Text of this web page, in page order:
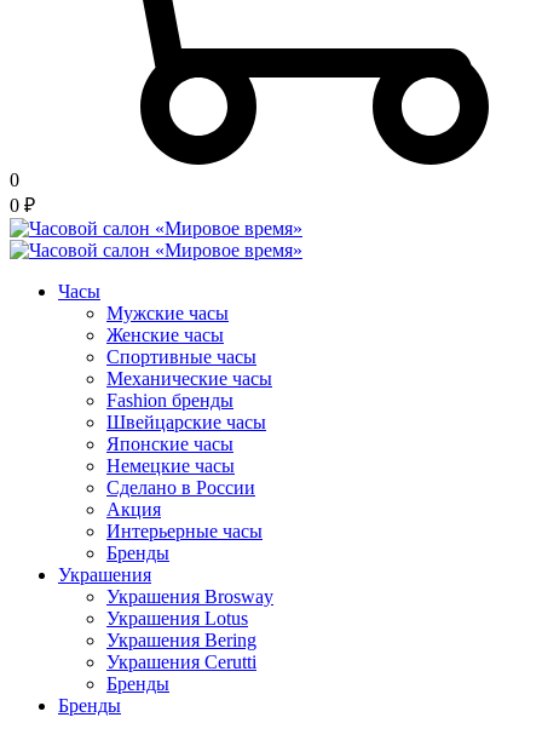
0
0 ₽
Часы
Мужские часы
Женские часы
Спортивные часы
Механические часы
Fashion бренды
Швейцарские часы
Японские часы
Немецкие часы
Сделано в России
Акция
Интерьерные часы
Бренды
Украшения
Украшения Brosway
Украшения Lotus
Украшения Bering
Украшения Cerutti
Бренды
Бренды